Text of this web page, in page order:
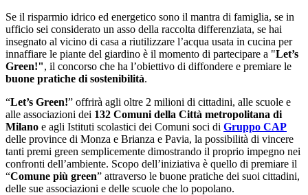
Se il risparmio idrico ed energetico sono il mantra di famiglia, se in
ufficio sei considerato un asso della raccolta differenziata, se hai
insegnato al vicino di casa a riutilizzare l’acqua usata in cucina per
innaffiare le piante del giardino è il momento di partecipare a "Let’s
Green!", il concorso che ha l’obiettivo di diffondere e premiare le
buone pratiche di sostenibilità.
“Let’s Green!” offrirà agli oltre 2 milioni di cittadini, alle scuole e
alle associazioni dei 132 Comuni della Città metropolitana di
Milano e agli Istituti scolastici dei Comuni soci di Gruppo CAP
delle province di Monza e Brianza e Pavia, la possibilità di vincere
tanti premi green semplicemente dimostrando il proprio impegno nei
confronti dell’ambiente. Scopo dell’iniziativa è quello di premiare il
“Comune più green” attraverso le buone pratiche dei suoi cittadini,
delle sue associazioni e delle scuole che lo popolano.